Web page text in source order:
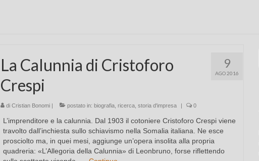
9
AGO 2016
La Calunnia di Cristoforo
Crespi
di Cristian Bonomi| postato in: biografia, ricerca, storia d'impresa | 0
L’imprenditore e la calunnia. Dal 1903 il cotoniere Cristoforo Crespi viene
travolto dall’inchiesta sullo schiavismo nella Somalia italiana. Ne esce
prosciolto ma, in quei mesi, aggiunge un’opera insolita alla propria
quadreria: «L’Allegoria della Calunnia» di Leonbruno, forse riflettendo